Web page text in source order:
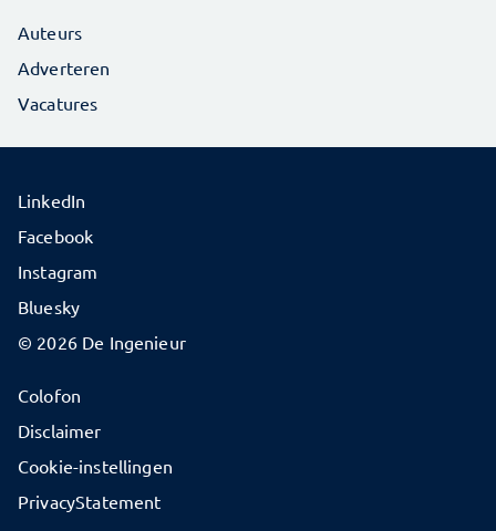
Auteurs
Adverteren
Vacatures
© 2026 De Ingenieur
Colofon
Disclaimer
Cookie-instellingen
PrivacyStatement
LinkedIn
Facebook
Instagram
Bluesky